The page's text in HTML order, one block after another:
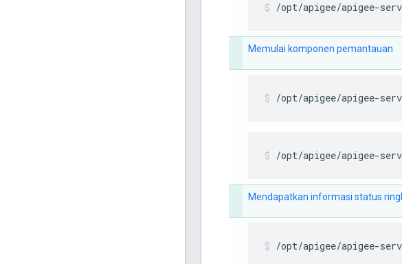
/opt/apigee/apigee-
Memulai komponen pemantauan
/opt/apigee/apigee-
/opt/apigee/apigee-
Mendapatkan informasi status
/opt/apigee/apigee-